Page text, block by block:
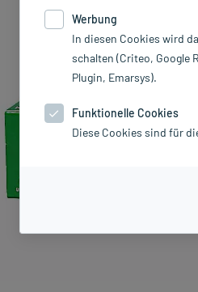
Werbung
In diesen Cookies wird
schalten (Criteo, Google
Plugin, Emarsys).
Funktionelle Cookies
Diese Cookies sind für